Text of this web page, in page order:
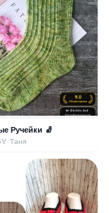
Ручейки 🧦
🏅 Таня